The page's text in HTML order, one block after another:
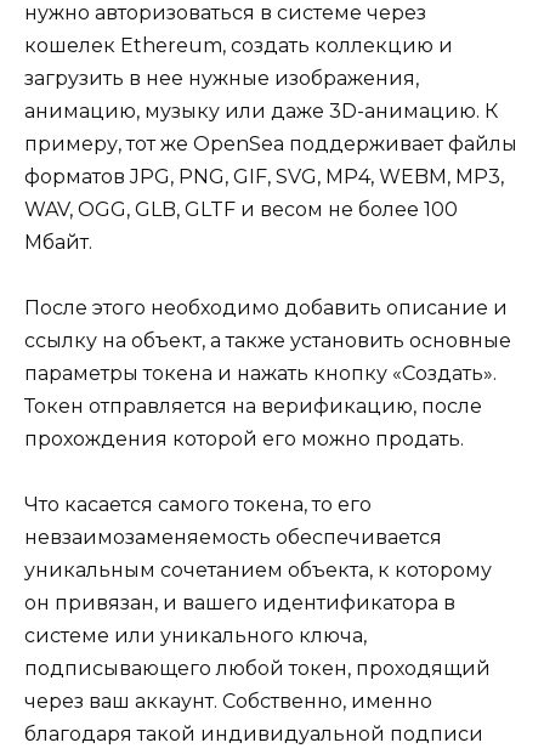
нужно авторизоваться в системе через
кошелек Ethereum, создать коллекцию и
загрузить в нее нужные изображения,
анимацию, музыку или даже 3D-анимацию. К
примеру, тот же OpenSea поддерживает файлы
форматов JPG, PNG, GIF, SVG, MP4, WEBM, MP3,
WAV, OGG, GLB, GLTF и весом не более 100
Мбайт.
После этого необходимо добавить описание и
ссылку на объект, а также установить основные
параметры токена и нажать кнопку «Создать».
Токен отправляется на верификацию, после
прохождения которой его можно продать.
Что касается самого токена, то его
невзаимозаменяемость обеспечивается
уникальным сочетанием объекта, к которому
он привязан, и вашего идентификатора в
системе или уникального ключа,
подписывающего любой токен, проходящий
через ваш аккаунт. Собственно, именно
благодаря такой индивидуальной подписи